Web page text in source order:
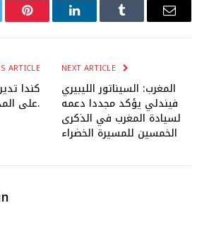
Pinterest LinkedInTumblr Email
ARTICLE
كندا
على المدنيين. تحديثات حية.
NEXT ARTICLE
المغرب: السيناتور الليبيري
فيندلي يؤكد مجددا دعمه
لسيادة المغرب في الذكرى
الخمسين للمسيرة الخضراء